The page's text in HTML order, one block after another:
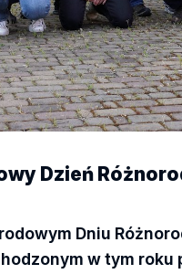
Dzień
Dniu
w tym roku